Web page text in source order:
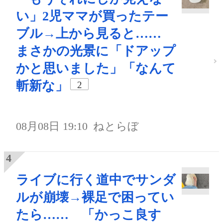
い」2児ママが買ったテー
ブル→上から見ると……
まさかの光景に「ドアップ
かと思いました」「なんて
斬新な」
2
08月08日 19:10 ねとらぼ
ライブに行く道中でサンダ
ルが崩壊→裸足で困ってい
たら…… 「かっこ良す